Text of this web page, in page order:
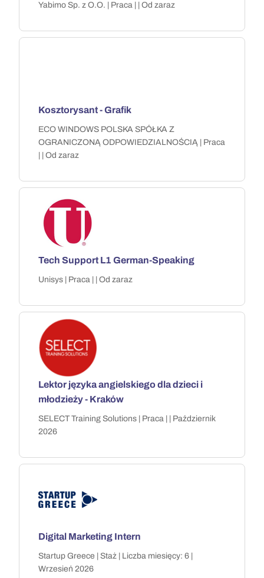
Yabimo Sp. z O.O. | Praca | | Od zaraz
Kosztorysant - Grafik
ECO WINDOWS POLSKA SPÓŁKA Z
OGRANICZONĄ ODPOWIEDZIALNOŚCIĄ | Praca
| | Od zaraz
Tech Support L1 German-Speaking
Unisys | Praca | | Od zaraz
Lektor języka angielskiego dla dzieci i
młodzieży - Kraków
SELECT Training Solutions | Praca | | Październik
2026
Digital Marketing Intern
Startup Greece | Staż | Liczba miesięcy: 6 |
Wrzesień 2026